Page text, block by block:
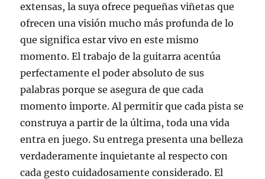
extensas, la suya ofrece pequeñas viñetas que
ofrecen una visión mucho más profunda de lo
que significa estar vivo en este mismo
momento. El trabajo de la guitarra acentúa
perfectamente el poder absoluto de sus
palabras porque se asegura de que cada
momento importe. Al permitir que cada pista se
construya a partir de la última, toda una vida
entra en juego. Su entrega presenta una belleza
verdaderamente inquietante al respecto con
cada gesto cuidadosamente considerado. El